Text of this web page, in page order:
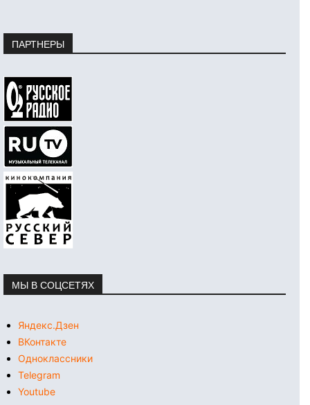
ПАРТНЕРЫ
МЫ В СОЦСЕТЯХ
Яндекс.Дзен
ВКонтакте
Одноклассники
Telegram
Youtube